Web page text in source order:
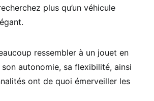
plus qu’un véhicule
ressembler à un jouet en
autonomie, sa flexibilité, ainsi
ont de quoi émerveiller les